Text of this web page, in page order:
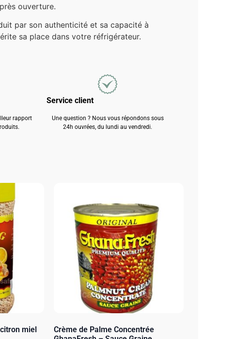
ouverture.
par son authenticité et sa capacité à
sa place dans votre réfrigérateur.
rapport
Service client
Une question ? Nous vous répondons sous
24h ouvrées, du lundi au vendredi.
miel
Crème de Palme Concentrée